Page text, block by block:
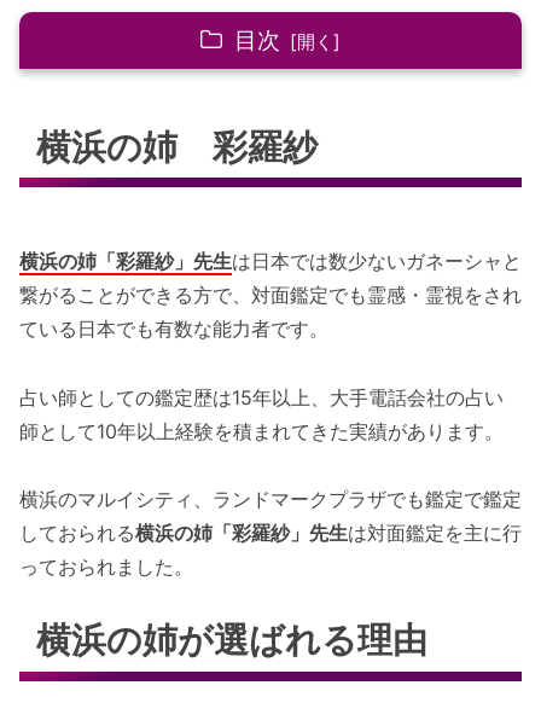
目次
横浜の姉が選ばれる理由
選ばれる理由
ガネーシャ占い
鑑定経験
相談内容
人間関係
健康相談
人生相談
横浜の姉の評判・口コミは？
横浜の姉にどこで鑑定してもらえるの？
銀座の母
横浜の姉 彩羅紗
横浜の姉「彩羅紗」先生は日本では数少ないガネーシャと
繋がることができる方で、対面鑑定でも霊感・霊視をされ
ている日本でも有数な能力者です。
占い師としての鑑定歴は15年以上、大手電話会社の占い
師として10年以上経験を積まれてきた実績があります。
横浜のマルイシティ、ランドマークプラザでも鑑定で鑑定
しておられる横浜の姉「彩羅紗」先生は対面鑑定を主に行
っておられました。
横浜の姉が選ばれる理由